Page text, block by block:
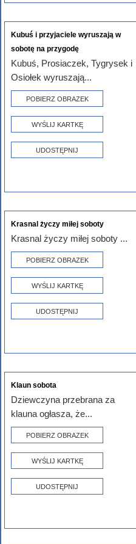
Kubuś i przyjaciele wyruszają w
sobotę na przygodę
Kubuś, Prosiaczek, Tygrysek i
Osiołek wyruszają...
POBIERZ OBRAZEK
WYŚLIJ KARTKĘ
UDOSTĘPNIJ
Krasnal życzy miłej soboty
Krasnal życzy miłej soboty ...
POBIERZ OBRAZEK
WYŚLIJ KARTKĘ
UDOSTĘPNIJ
Klaun sobota
Dziewczyna przebrana za
klauna ogłasza, że...
POBIERZ OBRAZEK
WYŚLIJ KARTKĘ
UDOSTĘPNIJ